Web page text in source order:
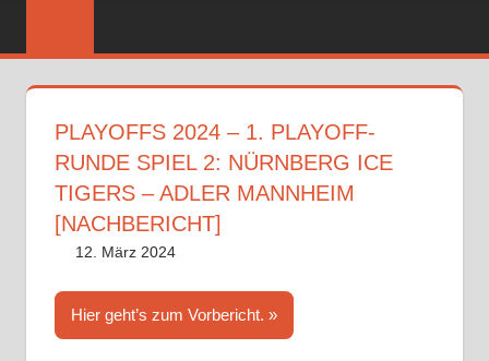
PLAYOFFS 2024 – 1. PLAYOFF-
RUNDE SPIEL 2: NÜRNBERG ICE
TIGERS – ADLER MANNHEIM
[NACHBERICHT]
12. März 2024
Hier geht’s zum Vorbericht.